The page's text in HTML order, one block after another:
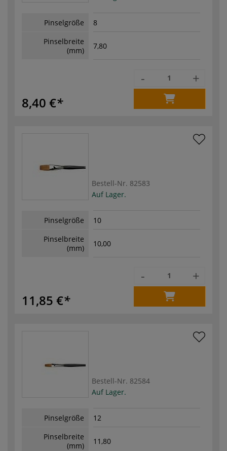
Pinselgröße
8
Pinselbreite
(mm)
7,80
8,40 €
- +
Bestell-Nr. 82583
Auf Lager.
Pinselgröße
10
Pinselbreite
(mm)
10,00
11,85 €
- +
Bestell-Nr. 82584
Auf Lager.
Pinselgröße
12
Pinselbreite
(mm)
11,80